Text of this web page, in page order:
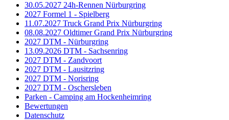
30.05.2027 24h-Rennen Nürburgring
2027 Formel 1 - Spielberg
11.07.2027 Truck Grand Prix Nürburgring
08.08.2027 Oldtimer Grand Prix Nürburgring
2027 DTM - Nürburgring
13.09.2026 DTM - Sachsenring
2027 DTM - Zandvoort
2027 DTM - Lausitzring
2027 DTM - Norisring
2027 DTM - Oschersleben
Parken - Camping am Hockenheimring
Bewertungen
Datenschutz